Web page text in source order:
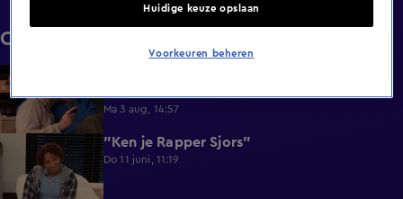
Clips
6:32
Ma 3 aug, 14:57
0:49 "Ken je Rapper Sjors"
Do 11 juni, 11:19
Huidige keuze opslaan
Voorkeuren beheren